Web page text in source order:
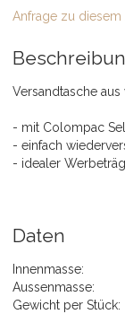
Anfrage zu diesem
Versandtasche
- mit Colompac
- einfach
- idealer
Daten
Innenmasse:
Aussenmasse:
Gewicht per Stück: